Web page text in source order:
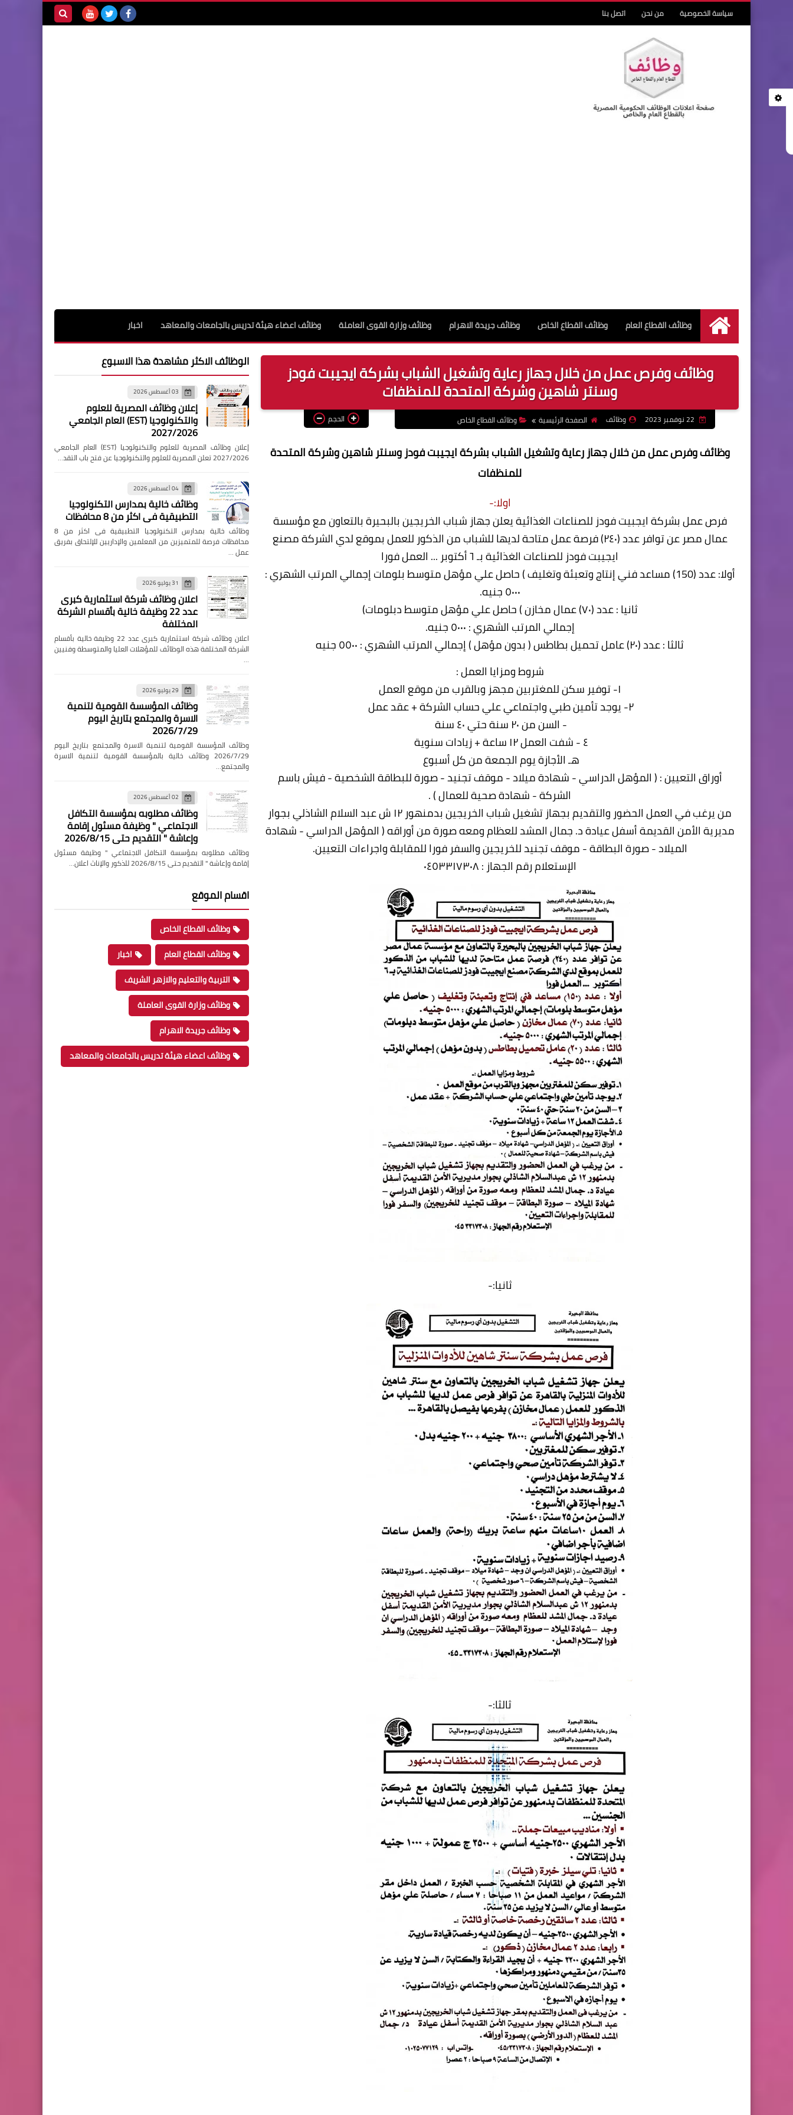
سياسة الخصوصية من نحن اتصل بنا
الرئيسية
وظائف القطاع العام وظائف القطاع الخاص وظائف جريدة الاهرام وظائف وزارة القوى العاملة وظائف اعضاء هيئة تدريس بالجامعات والمعاهد اخبار
وظائف وفرص عمل من خلال جهاز رعاية وتشغيل الشباب بشركة ايجيبت فودز
وسنتر شاهين وشركة المتحدة للمنظفات
وظائف الصفحة الرئيسية وظائف القطاع الخاص الحجم
وظائف وفرص عمل من خلال جهاز رعاية وتشغيل الشباب بشركة ايجيبت فودز وسنتر شاهين وشركة المتحدة
للمنظفات
اولا:-
فرص عمل بشركة ايجبيت فودز للصناعات الغذائية يعلن جهاز شباب الخريجين بالبحيرة بالتعاون مع مؤسسة
عمال مصر عن توافر عدد (٢٤٠) فرصة عمل متاحة لديها للشباب من الذكور للعمل بموقع لدي الشركة مصنع
ايجيبت فودز للصناعات الغذائية بـ ٦ أكتوبر ... العمل فورا
أولا: عدد (150) مساعد فني إنتاج وتعبئة وتغليف ) حاصل علي مؤهل متوسط بلومات إجمالي المرتب الشهري :
٥٠٠٠ جنيه.
ثانيا : عدد (۷۰) عمال مخازن ) حاصل علي مؤهل متوسط دبلومات)
إجمالي المرتب الشهري : ٥٠٠٠ جنيه.
ثالثا : عدد (۲۰) عامل تحميل بطاطس ( بدون مؤهل ) إجمالي المرتب الشهري : ٥٥٠٠ جنيه
شروط ومزايا العمل :
١- توفير سكن للمغتربين مجهز وبالقرب من موقع العمل
٢- يوجد تأمين طبي واجتماعي علي حساب الشركة + عقد عمل
- السن من ٢٠ سنة حتي ٤٠ سنة
٤ - شفت العمل ١٢ ساعة + زيادات سنوية
هـ الأجازة يوم الجمعة من كل أسبوع
أوراق التعيين : ( المؤهل الدراسي - شهادة ميلاد - موقف تجنيد - صورة للبطاقة الشخصية - فیش باسم
الشركة - شهادة صحية للعمال ) .
من يرغب في العمل الحضور والتقديم بجهاز تشغيل شباب الخريجين بدمنهور ۱۲ ش عبد السلام الشاذلي بجوار
مديرية الأمن القديمة أسفل عيادة د. جمال المشد للعظام ومعه صورة من أوراقه ( المؤهل الدراسي - شهادة
الميلاد - صورة البطاقة - موقف تجنيد للخريجين والسفر فورا للمقابلة واجراءات التعيين.
الإستعلام رقم الجهاز : ٠٤٥۳۳۱۷۳۰۸
ثانيا:-
ثالثا:-
الوظائف الاكثر مشاهدة هذا الاسبوع
03 أغسطس 2026
إعلان وظائف المصرية للعلوم
والتكنولوجيا (EST) العام الجامعي
2027/2026
إعلان وظائف المصرية للعلوم والتكنولوجيا (EST) العام الجامعي
2027/2026 تعلن المصرية للعلوم والتكنولوجيا عن فتح باب التقد…
04 أغسطس 2026
وظائف خالية بمدارس التكنولوجيا
التطبيقية فى اكثر من 8 محافظات
وظائف خالية بمدارس التكنولوجيا التطبيقية فى اكثر من 8
محافظات فرصة للمتميزين من المعلمين والإداريين للإلتحاق بفريق
عمل …
31 يوليو 2026
اعلان وظائف شركة استثمارية كبرى
عدد 22 وظيفة خالية بأقسام الشركة
المختلفة
اعلان وظائف شركة استثمارية كبرى عدد 22 وظيفة خالية بأقسام
الشركة المختلفة هذه الوظائف للمؤهلات العليا والمتوسطة وفنيين
…
29 يوليو 2026
وظائف المؤسسة القومية لتنمية
الاسرة والمجتمع بتاريخ اليوم
2026/7/29
وظائف المؤسسة القومية لتنمية الاسرة والمجتمع بتاريخ اليوم
2026/7/29 وظائف خالية بالمؤسسة القومية لتنمية الاسرة
والمجتمع…
02 أغسطس 2026
وظائف مطلوبه بمؤسسة التكافل
الاجتماعي " وظيفة مسئول إقامة
وإعاشة " التقديم حتى 2026/8/15
وظائف مطلوبه بمؤسسة التكافل الاجتماعي " وظيفة مسئول
إقامة وإعاشة " التقديم حتى 2026/8/15 للذكور والإناث اعلان…
اقسام الموقع
وظائف القطاع الخاص
وظائف القطاع العام
اخبار
التربية والتعليم والازهر الشريف
وظائف وزارة القوى العاملة
وظائف جريدة الاهرام
وظائف اعضاء هيئة تدريس بالجامعات والمعاهد